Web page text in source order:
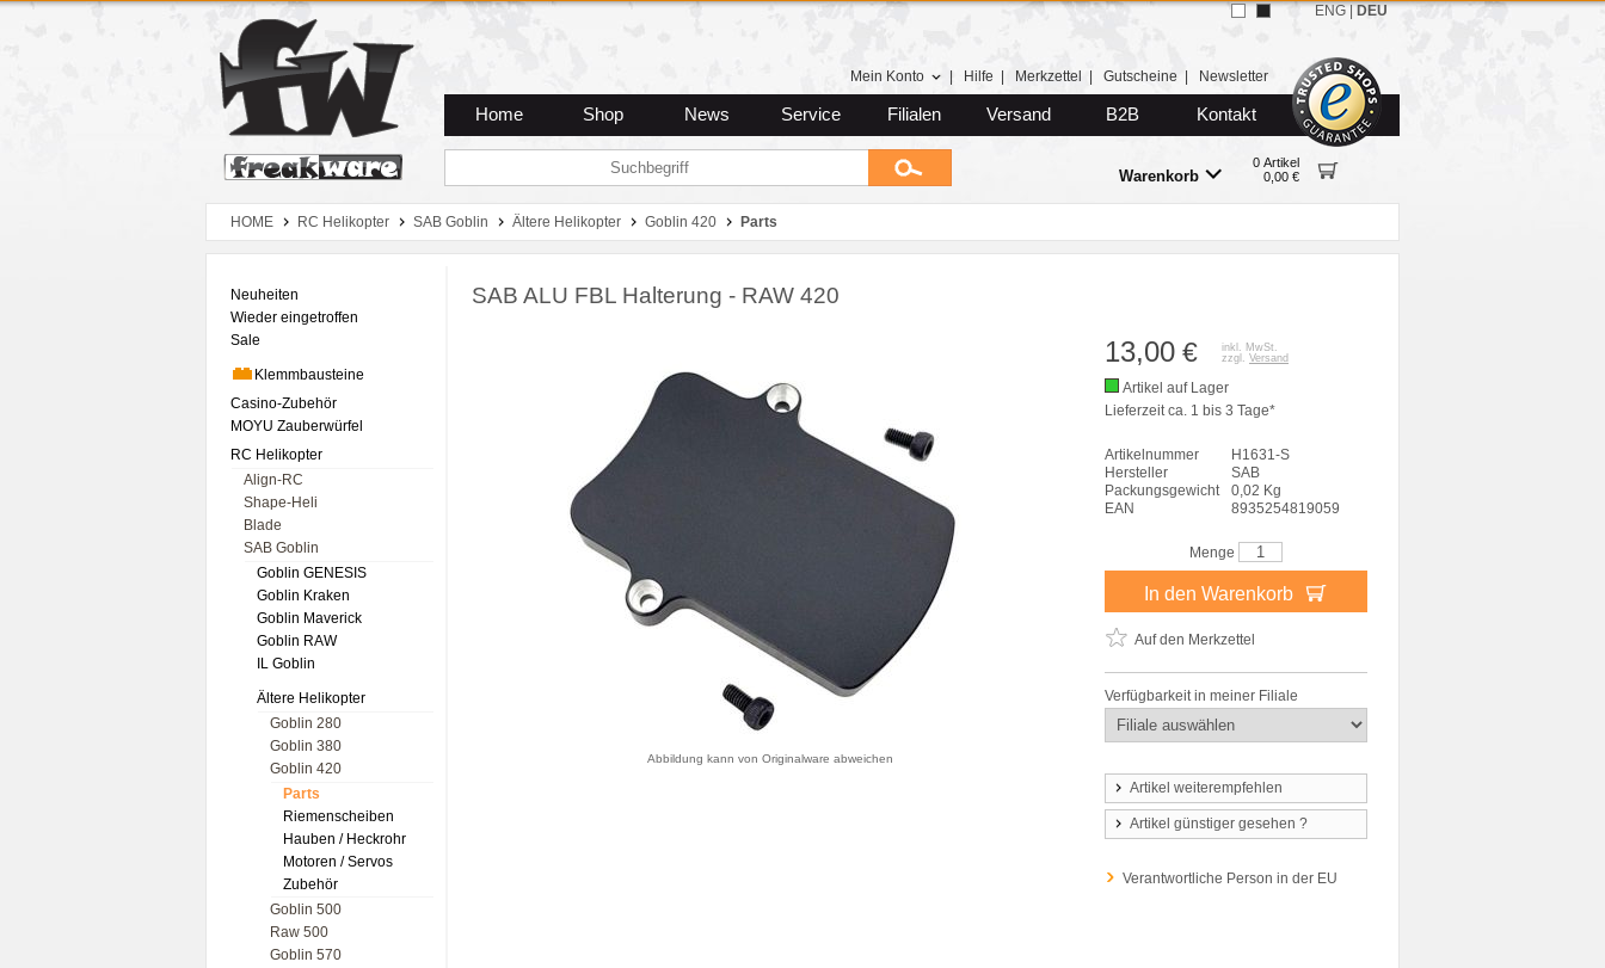
Zum Hauptmenue
Zum Seiteninhalt
Zum Warenkob
Mein Konto Hilfe Merkzettel Gutscheine Newsletter
Home Shop News Service Filialen Versand B2B Kontakt
Warenkorb
0 Artikel
0,00 €
ENG DEU
HOME RC Helikopter SAB Goblin Ältere Helikopter Goblin 420 Parts
Neuheiten
Wieder eingetroffen
Sale
Klemmbausteine
Casino-Zubehör
MOYU Zauberwürfel
RC Helikopter
Align-RC
Shape-Heli
Blade
SAB Goblin
Goblin GENESIS
Goblin Kraken
Goblin Maverick
Goblin RAW
IL Goblin
Ältere Helikopter
Goblin 280
Goblin 380
Goblin 420
Parts
Riemenscheiben
Hauben / Heckrohr
Motoren / Servos
Zubehör
Goblin 500
Raw 500
Goblin 570
SAB ALU FBL Halterung - RAW 420
Abbildung kann von Originalware abweichen
13,00 €
inkl. MwSt.
zzgl. Versand
Artikel auf Lager
Lieferzeit ca. 1 bis 3 Tage*
Artikelnummer
H1631-S
Hersteller
SAB
Packungsgewicht
0,02 Kg
EAN
8935254819059
Menge
In den Warenkorb
Auf den Merkzettel
Verfügbarkeit in meiner Filiale
Artikel weiterempfehlen
Artikel günstiger gesehen ?
Verantwortliche Person in der EU